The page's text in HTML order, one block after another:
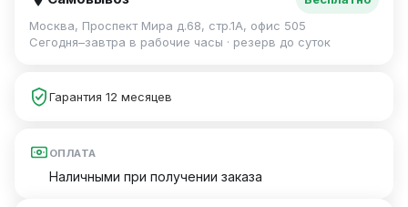
Москва, Проспект Мира д.68, стр.1А, офис 505
Сегодня–завтра в рабочие часы · резерв до суток
Гарантия 12 месяцев
ОПЛАТА
Наличными при получении заказа